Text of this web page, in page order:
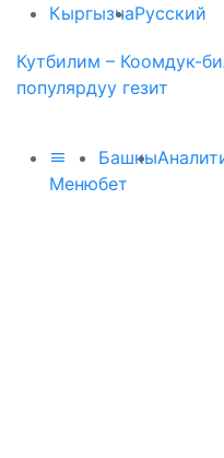
КыргызчаРусский
Кутбилим – Коомдук-
популярдуу гезит
Меню
Башкы
бет